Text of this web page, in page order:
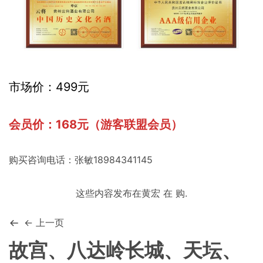
市场价：499元
会员价：168元（游客联盟会员）
购买咨询电话：张敏18984341145
这些内容发布在黄宏 在 购.
← 上一页
故宫、八达岭长城、天坛、